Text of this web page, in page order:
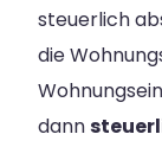
steuerlich
die
dann